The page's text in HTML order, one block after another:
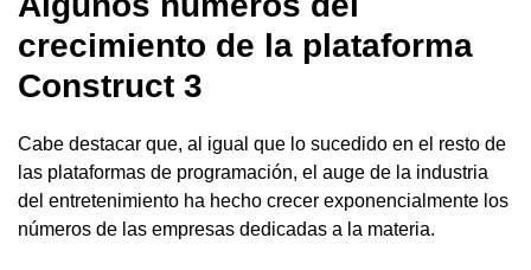
crecimiento de la plataforma
Construct 3
Cabe destacar que, al igual que lo sucedido en el resto de
las plataformas de programación, el auge de la industria
del entretenimiento ha hecho crecer exponencialmente los
números de las empresas dedicadas a la materia.